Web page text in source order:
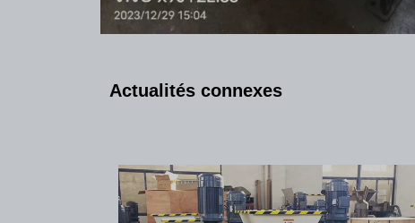
Actualités connexes